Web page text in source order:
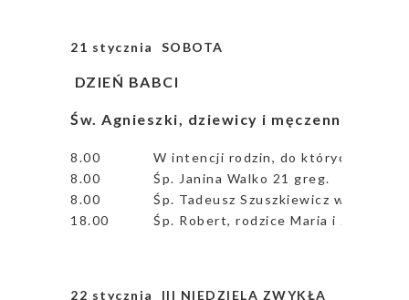
21 stycznia SOBOTA
DZIEŃ BABCI
Św. Agnieszki, dziewicy i męczennicy –
8.00
W intencji rodzin, do których udamy
8.00
Śp. Janina Walko 21 greg.
8.00
Śp. Tadeusz Szuszkiewicz w 30
18.00
Śp. Robert, rodzice Maria i Józef,
22 stycznia III NIEDZIELA ZWYKŁA